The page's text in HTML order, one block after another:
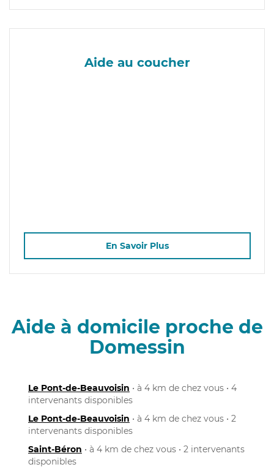
Aide au coucher
En Savoir Plus
Aide à domicile proche de
Domessin
Le Pont-de-Beauvoisin • à 4 km de chez vous • 4
intervenants disponibles
Le Pont-de-Beauvoisin • à 4 km de chez vous • 2
intervenants disponibles
Saint-Béron • à 4 km de chez vous • 2 intervenants
disponibles